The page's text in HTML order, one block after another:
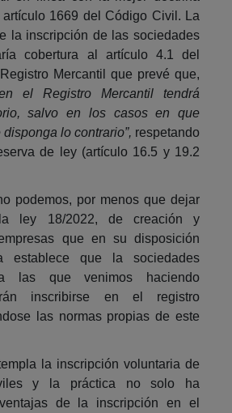
artículo 1669 del Código Civil. La
la inscripción de las sociedades
cobertura al artículo 4.1 del
Mercantil que prevé que,
el Registro Mercantil tendrá
salvo en los casos en que
lo contrario”, respetando
de ley (artículo 16.5 y 19.2
podemos, por menos que dejar
ley 18/2022, de creación y
que en su disposición
establece que la sociedades
las que venimos haciendo
inscribirse en el registro
las normas propias de este
la inscripción voluntaria de
y la práctica no solo ha
de la inscripción en el